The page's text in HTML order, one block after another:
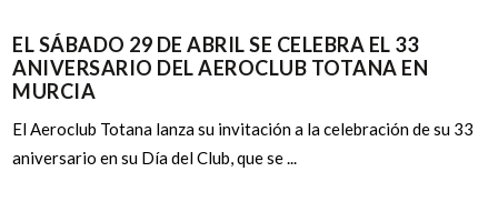
EL SÁBADO 29 DE ABRIL SE CELEBRA EL 33
ANIVERSARIO DEL AEROCLUB TOTANA EN
MURCIA
El Aeroclub Totana lanza su invitación a la celebración de su 33
aniversario en su Día del Club, que se ...